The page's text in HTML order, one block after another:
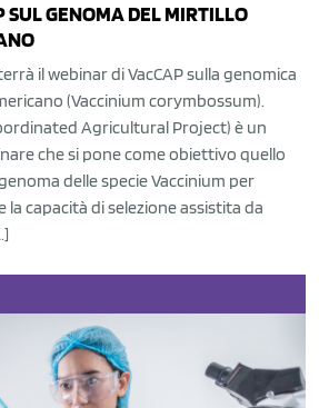
GENOMA DEL MIRTILLO
il webinar di VacCAP sulla genomica
(Vaccinium corymbossum).
Agricultural Project) è un
che si pone come obiettivo quello
delle specie Vaccinium per
capacità di selezione assistita da